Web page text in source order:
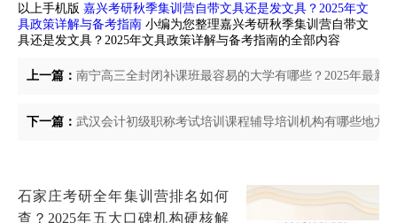
以上手机版 嘉兴考研秋季集训营自带文具还是发文具？2025年文
具政策详解与备考指南 小编为您整理嘉兴考研秋季集训营自带文
具还是发文具？2025年文具政策详解与备考指南的全部内容
上一篇： 南宁高三全封闭补课班最容易的大学有哪些？2025年最新
下一篇： 武汉会计初级职称考试培训课程辅导培训机构有哪些地方
石家庄考研全年集训营排名如何
查？2025年五大口碑机构硬核解